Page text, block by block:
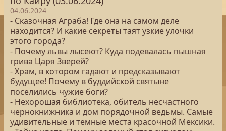
04.06.2024
- Сказочная Аграба! Где она на самом деле
находится? И какие секреты таят узкие улочки
этого города?
- Почему львы лысеют? Куда подевалась пышная
грива Царя Зверей?
- Храм, в котором гадают и предсказывают
будущее! Почему в буддийской святыне
поселились чужие боги?
- Нехорошая библиотека, обитель несчастного
чернокнижника и дом порядочной ведьмы. Самые
удивительные и темные места красочной Мексики.